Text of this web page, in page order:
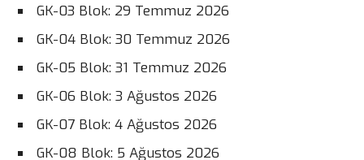
GK-03 Blok: 29 Temmuz 2026
GK-04 Blok: 30 Temmuz 2026
GK-05 Blok: 31 Temmuz 2026
GK-06 Blok: 3 Ağustos 2026
GK-07 Blok: 4 Ağustos 2026
GK-08 Blok: 5 Ağustos 2026